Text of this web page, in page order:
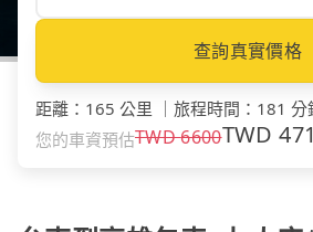
查詢真實價格
距離 ： 165 公里 旅程時間 ： 181 分
您的車資預估TWD6600TWD